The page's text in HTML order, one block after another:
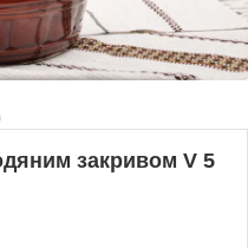
закривом V 5